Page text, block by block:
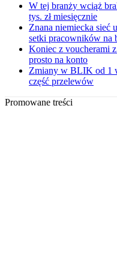
W tej branży wciąż
tys. zł miesięcznie
Znana niemiecka sieć
setki pracowników na
Koniec z voucherami
prosto na konto
Zmiany w BLIK od 1
część przelewów
Promowane treści